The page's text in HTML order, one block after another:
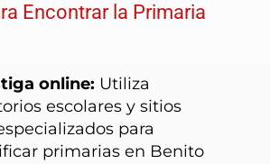
Encontrar la Primaria
online: Utiliza
escolares y sitios
para
primarias en Benito